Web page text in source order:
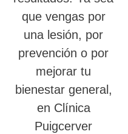
que vengas por
una lesión, por
prevención o por
mejorar tu
bienestar general,
en Clínica
Puigcerver